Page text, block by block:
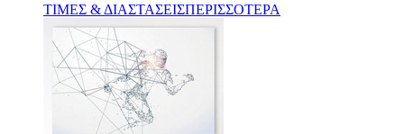
ΤΙΜΕΣ & ΔΙΑΣΤΑΣΕΙΣΠΕΡΙΣΣΟΤΕΡΑ